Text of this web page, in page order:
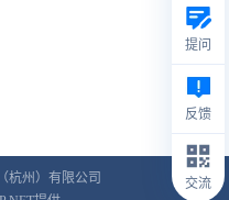
杭州）有限公司
提问
反馈
交流